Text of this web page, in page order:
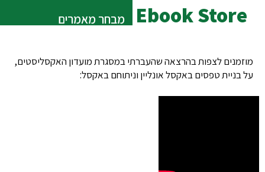
Ebook Store מבחר מאמרים
מוזמנים לצפות בהרצאה שהעברתי במסגרת מועדון האקסליסטים,
על בניית טפסים באקסל אונליין וניתוחם באקסל: